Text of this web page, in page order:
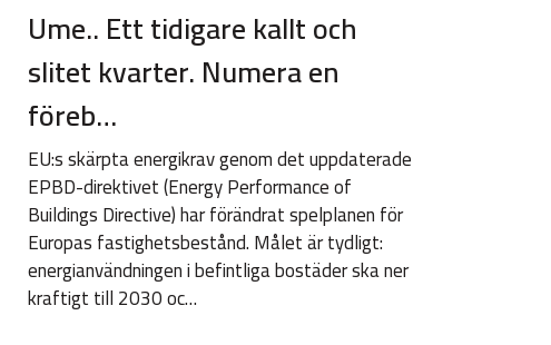
Ume.. Ett tidigare kallt och
slitet kvarter. Numera en
föreb…
EU:s skärpta energikrav genom det uppdaterade
EPBD-direktivet (Energy Performance of
Buildings Directive) har förändrat spelplanen för
Europas fastighetsbestånd. Målet är tydligt:
energianvändningen i befintliga bostäder ska ner
kraftigt till 2030 oc…